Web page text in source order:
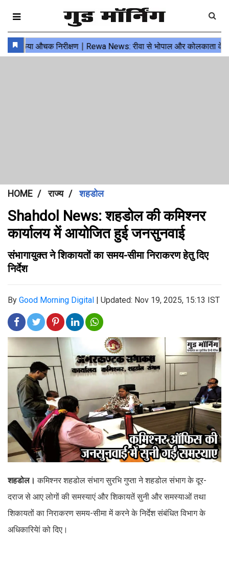
HOME राज्य शहडोल
Shahdol News: शहडोल की कमिश्नर
कार्यालय में आयोजित हुई जनसुनवाई
संभागायुक्त ने शिकायतों का समय-सीमा निराकरण हेतु दिए
निर्देश
By Good Morning Digital | Updated: Nov 19, 2025, 15:13 IST
शहडोल।कमिश्नर शहडोल संभाग सुरभि गुप्ता ने शहडोल संभाग के दूर-
दराज से आए लोगों की समस्याएं और शिकायतें सुनी और समस्याओं तथा
शिकायतों का निराकरण समय-सीमा में करने के निर्देश संबंधित विभाग के
अधिकारियेां को दिए।